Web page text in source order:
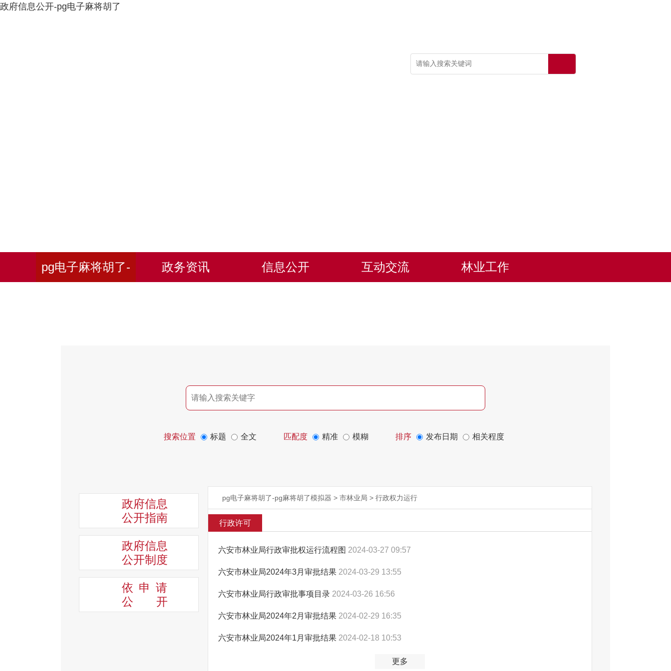
政府信息公开-pg电子麻将胡了
pg电子麻将胡了- 政务资讯 信息公开 互动交流 林业工作
搜索位置 标题 全文 匹配度 精准 模糊 排序 发布日期 相关程度
政府信息
公开指南
政府信息
公开制度
依申请
公
开
pg电子麻将胡了-pg麻将胡了模拟器 > 市林业局 > 行政权力运行
行政许可
六安市林业局行政审批权运行流程图 2024-03-27 09:57
六安市林业局2024年3月审批结果 2024-03-29 13:55
六安市林业局行政审批事项目录 2024-03-26 16:56
六安市林业局2024年2月审批结果 2024-02-29 16:35
六安市林业局2024年1月审批结果 2024-02-18 10:53
更多